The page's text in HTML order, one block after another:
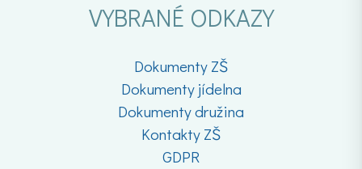
VYBRANÉ ODKAZY
Dokumenty ZŠ
Dokumenty jídelna
Dokumenty družina
Kontakty ZŠ
GDPR